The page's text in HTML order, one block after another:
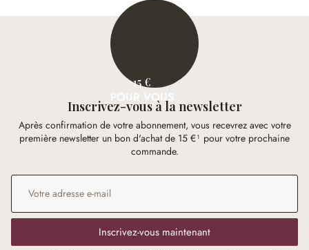
15 €
POUR VOUS
Inscrivez-vous à la newsletter
Après confirmation de votre abonnement, vous recevrez avec votre
première newsletter un bon d'achat de 15 €¹ pour votre prochaine
commande.
Adresse e-mail
Inscrivez-vous maintenant